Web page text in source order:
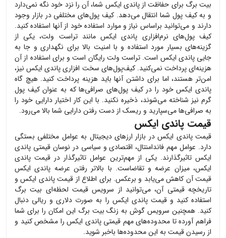
بیت برگ برای حفاظت ازپاندی ایکس شما، آن را نزد خود نگه نمی‌دارد
و به کیف پول شما انتقال می‌دهد. کیف پول‌های مختلفی در بازار وجود
دارند و می‌توانید براساس نیاز و موارد استفاده خود از آنها استفاده کنید.
کیف پول‌های نرم‌افزاری پاندی ایکسمانند تراست ولت، یکی از
گزینه‌های بسیار مورد استفاده و با امنیت بالا برای نگهداری و جا به
جاییپاندی ایکس است. تراست ولت رایگان است و برای استفاده از آن
هزینه‌ای پرداخت نمی‌کنید. کیف‌پول‌های سخت افزاریپاندی ایکسنیز،
امن‌تر هستند، اما برای داشتن آنها باید هزینه پرداخت کنید. هیچ گاه
پاندی ایکسخود را در کیف پول‌های صرافی‌ها که به عنوان کیف پول
گرم نیز شناخته می‌شوند، ذخیره نکنید. با این کار اختیار دارایی خود را
به صرافی‌ها می‌سپارید و ریسک از دست رفتن دارایی شما بالا می‌رود.
قیمت پاندی ایکس
قیمتپاندی ایکسدر بازار ارزهای دیجیتال به عوامل مختلفی بستگی
دارد. عوامل مهم فاندامنتال، اقتصادی و سیاسی در نوسان قیمتی پاندی
ایکس تاثیرگذارند. یکی از مهم‌ترین عوامل تاثیرگذار در قیمت پاندی
ایکس، میزان عرضه و تقاضاست. با بالاتر رفتن عرضه پاندی ایکس
قیمت آن کاهش می‌یابد و برعکس. برای اطلاع از قیمتپاندی ایکسو
تاریخچه قیمتی آن، می‌توانید از سرویس قیمت لحظه‌ای بیت برگ
استفاده کنید و قیمتپاندی ایکس را به صورت دلاری و ریالی دنبال
کنید. همچنین سرویس گوش به زنگ بیت برگ این امکان را برای شما
فراهم آورده تا محدوده‌های مهم قیمتیپاندی ایکسرا مشخص کنید و
از رسیدن قیمت به این محدوده‌ها باخبر شوید.